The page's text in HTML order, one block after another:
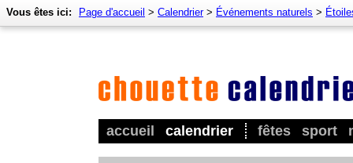
accueil calendrier fêtes sport
Vous êtes ici: Page d'accueil > Calendrier> Événements naturels >